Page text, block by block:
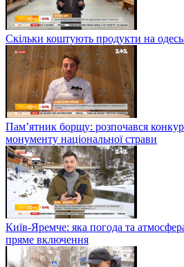
Скільки коштують продукти на
Пам’ятник борщу: розпочався
монументу національної страви
Київ-Яремче: яка погода та
пряме включення